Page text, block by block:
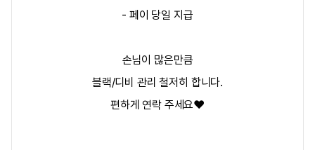
- 페이 당일 지급
손님이 많은만큼
블랙/디비 관리 철저히 합니다.
편하게 연락 주세요❤️